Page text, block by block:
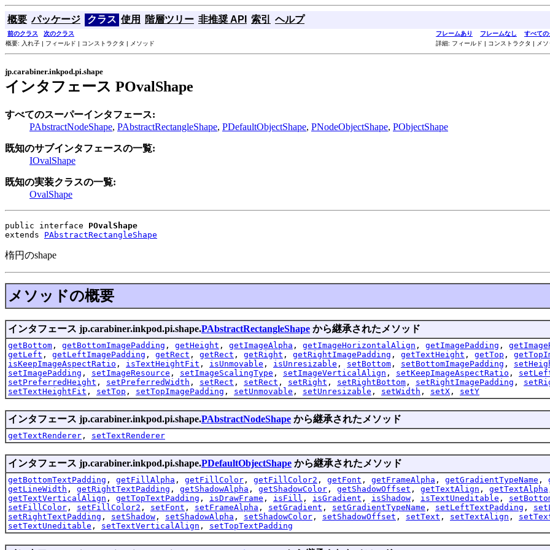
概要 パッケージ クラス 使用 階層ツリー 非推奨 API 索引 ヘルプ
前のクラス 次のクラス フレームあり フレームなし
すべての
概要: 入れ子 | フィールド | コンストラクタ | メソッド
詳細: フィールド | コンストラクタ | メソ
jp.carabiner.inkpod.pi.shape
インタフェース POvalShape
すべてのスーパーインタフェース:
PAbstractNodeShape, PAbstractRectangleShape, PDefaultObjectShape, PNodeObjectShape, PObjectShape
既知のサブインタフェースの一覧:
IOvalShape
既知の実装クラスの一覧:
OvalShape
public interface POvalShape
extends PAbstractRectangleShape
楕円のshape
メソッドの概要
インタフェース jp.carabiner.inkpod.pi.shape.PAbstractRectangleShape から継承されたメソッド
getBottom , getBottomImagePadding , getHeight , getImageAlpha , getImageHorizontalAlign , getImagePadding ,
getLeft , getLeftImagePadding , getRect , getRect , getRight , getRightImagePadding , getTextHeight , getTop ,
isKeepImageAspectRatio , isTextHeightFit , isUnmovable , isUnresizable , setBottom , setBottomImagePadding ,
setImagePadding , setImageResource , setImageScalingType , setImageVerticalAlign , setKeepImageAspectRatio ,
setPreferredHeight , setPreferredWidth , setRect , setRect , setRight , setRightBottom , setRightImagePadding ,
setTextHeightFit , setTop , setTopImagePadding , setUnmovable , setUnresizable , setWidth , setX , setY
インタフェース jp.carabiner.inkpod.pi.shape.PAbstractNodeShape から継承されたメソッド
getTextRenderer , setTextRenderer
インタフェース jp.carabiner.inkpod.pi.shape.PDefaultObjectShape から継承されたメソッド
getBottomTextPadding , getFillAlpha , getFillColor , getFillColor2 , getFont , getFrameAlpha , getGradientTypeName ,
getLineWidth , getRightTextPadding , getShadowAlpha , getShadowColor , getShadowOffset , getTextAlign , getTextAlpha
getTextVerticalAlign , getTopTextPadding , isDrawFrame , isFill , isGradient , isShadow , isTextUneditable ,
setFillColor , setFillColor2 , setFont , setFrameAlpha , setGradient , setGradientTypeName , setLeftTextPadding ,
setRightTextPadding , setShadow , setShadowAlpha , setShadowColor , setShadowOffset , setText , setTextAlign ,
setTextUneditable , setTextVerticalAlign , setTopTextPadding